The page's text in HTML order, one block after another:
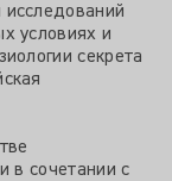
условиях и
секрета
в сочетании с